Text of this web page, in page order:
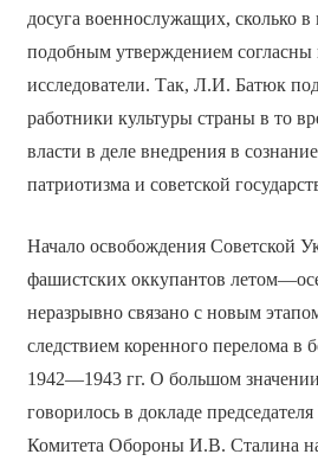
досуга военнослужащих, сколько
подобным утверждением согласны
исследователи. Так, Л.И. Батюк
работники культуры страны в то
власти в деле внедрения в
патриотизма и советской
Начало освобождения Советской
фашистских оккупантов
неразрывно связано с новым
следствием коренного перелома в
1942—1943 гг. О большом
говорилось в докладе
Комитета Обороны И.В. Сталина